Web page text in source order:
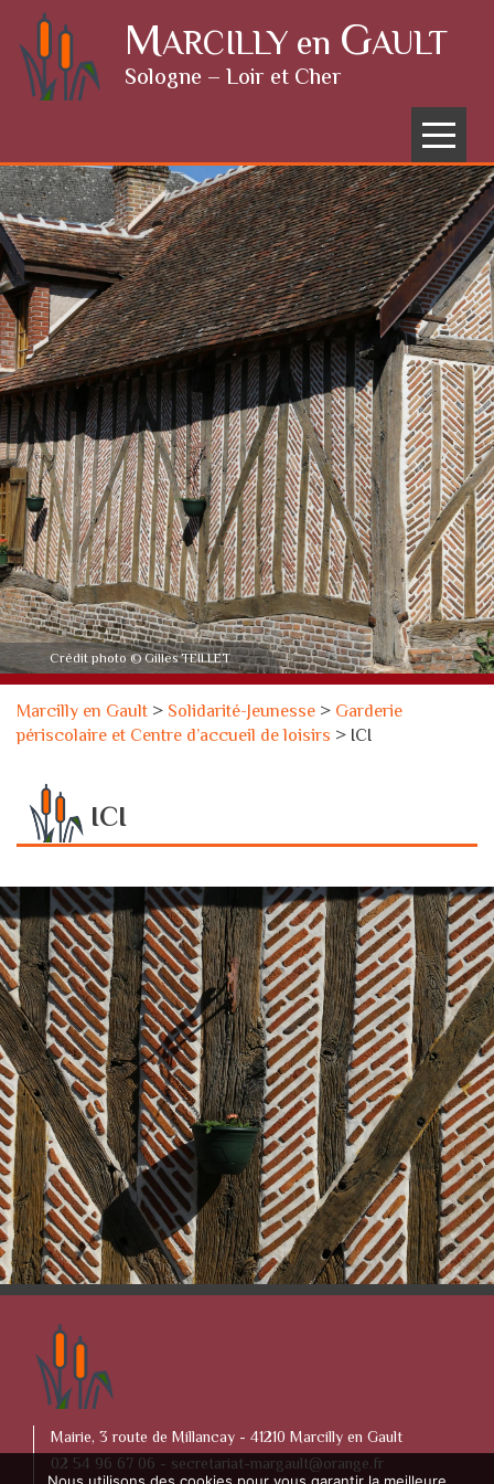
Skip to content MARCILLY en GAULT
Sologne – Loir et Cher
Menu
Crédit photo © Gilles TEILLET
Marcilly en Gault > Solidarité-Jeunesse > Garderie
périscolaire et Centre d’accueil de loisirs > ICI
ICI
Mairie, 3 route de Millancay - 41210 Marcilly en Gault
02 54 96 67 06 - secretariat-margault@orange.fr